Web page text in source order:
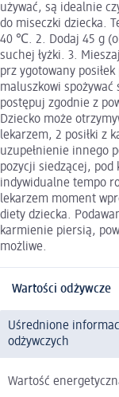
używać, są idealnie
do miseczki dziecka.
40 ℃. 2. Dodaj 45 g
suchej łyżki. 3.
prz ygotowany
maluszkowi spożywać
postępuj zgodnie z
Dziecko może
lekarzem, 2 posiłki z
uzupełnienie innego
pozycji siedzącej, pod
indywidualne tempo
lekarzem moment
diety dziecka.
karmienie piersią,
możliwe.
Wartości odżywcze
Uśrednione
odżywczych
Wartość